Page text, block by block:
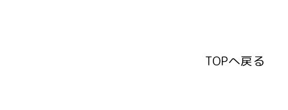
TOPへ戻る
TOPへ戻る